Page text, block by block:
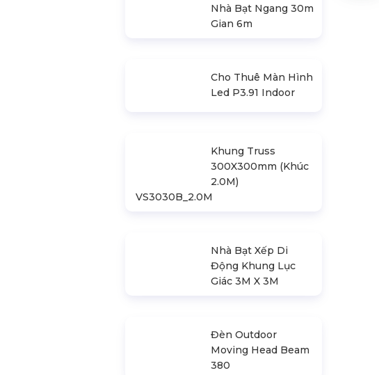
Nhà Bạt Ngang 30m
Gian 6m
Cho Thuê Màn Hình
Led P3.91 Indoor
Khung Truss
300X300mm (Khúc
2.0M)
VS3030B_2.0M
Nhà Bạt Xếp Di
Động Khung Lục
Giác 3M X 3M
Đèn Outdoor
Moving Head Beam
380